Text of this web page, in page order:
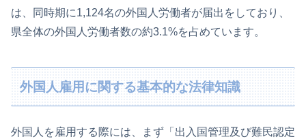
は、同時期に1,124名の外国人労働者が届出をしており、
県全体の外国人労働者数の約3.1%を占めています。
外国人雇用に関する基本的な法律知識
外国人を雇用する際には、まず「出入国管理及び難民認定